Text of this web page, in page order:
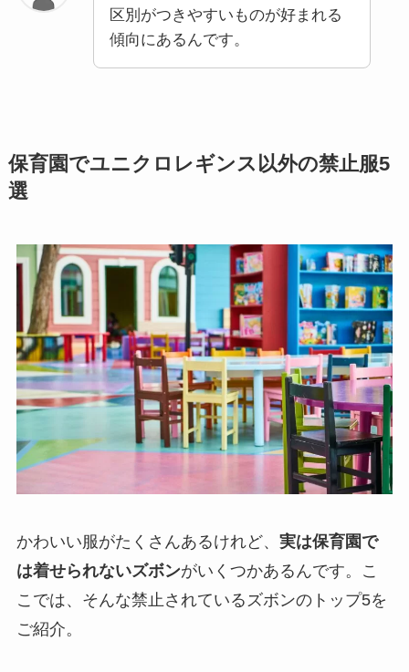
区別がつきやすいものが好まれる
傾向にあるんです。
保育園でユニクロレギンス以外の禁止服5
選
かわいい服がたくさんあるけれど、 実は保育園で
は着せられないズボンがいくつかあるんです。こ
こでは、そんな禁止されているズボンのトップ5を
ご紹介。